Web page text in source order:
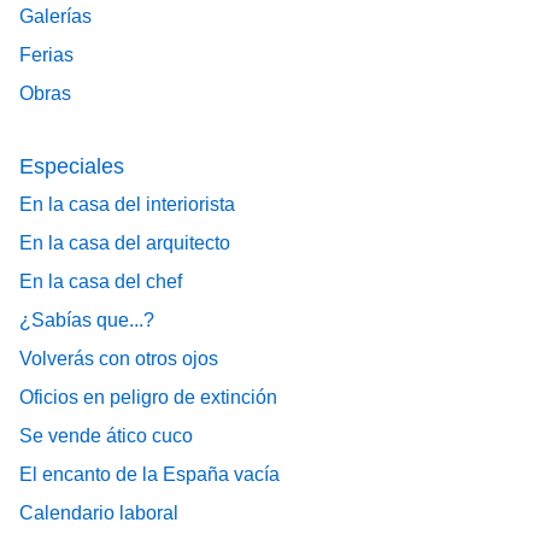
Galerías
Ferias
Obras
Especiales
En la casa del interiorista
En la casa del arquitecto
En la casa del chef
¿Sabías que...?
Volverás con otros ojos
Oficios en peligro de extinción
Se vende ático cuco
El encanto de la España vacía
Calendario laboral